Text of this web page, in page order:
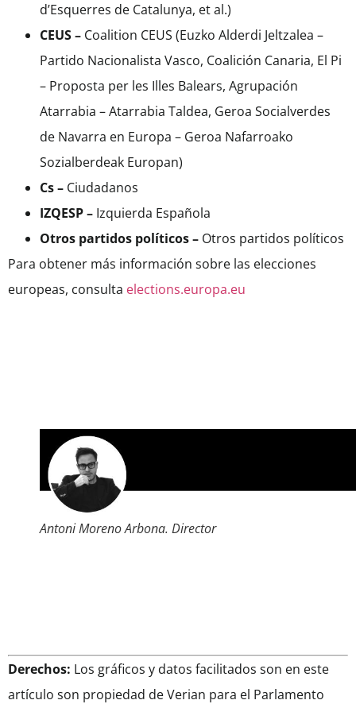
d’Esquerres de Catalunya, et al.)
CEUS– Coalition CEUS (Euzko Alderdi Jeltzalea –
Partido Nacionalista Vasco, Coalición Canaria, El Pi
– Proposta per les Illes Balears, Agrupación
Atarrabia – Atarrabia Taldea, Geroa Socialverdes
de Navarra en Europa – Geroa Nafarroako
Sozialberdeak Europan)
Cs– Ciudadanos
IZQESP– Izquierda Española
Otros partidos políticos– Otros partidos políticos
Para obtener más información sobre las elecciones
europeas, consulta elections.europa.eu
Antoni Moreno Arbona. Director
Derechos: Los gráficos y datos facilitados son en este
artículo son propiedad de Verian para el Parlamento